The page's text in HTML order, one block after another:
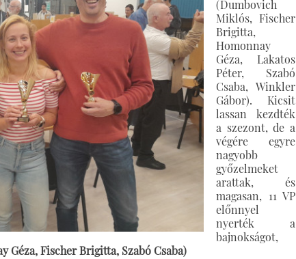
(Dumbovich
Miklós, Fischer
Brigitta,
Homonnay
Géza, Lakatos
Péter, Szabó
Csaba, Winkler
Gábor). Kicsit
lassan kezdték
a szezont, de a
végére egyre
nagyobb
győzelmeket
arattak, és
magasan, 11 VP
előnnyel
nyerték a
bajnokságot,
Géza, Fischer Brigitta, Szabó Csaba)